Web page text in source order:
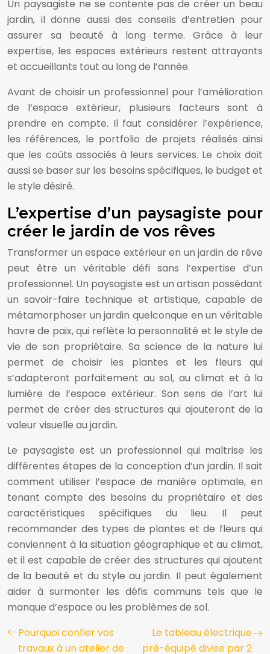
Un paysagiste ne se contente pas de créer un beau
jardin, il donne aussi des conseils d’entretien pour
assurer sa beauté à long terme. Grâce à leur
expertise, les espaces extérieurs restent attrayants
et accueillants tout au long de l’année.
Avant de choisir un professionnel pour l’amélioration
de l’espace extérieur, plusieurs facteurs sont à
prendre en compte. Il faut considérer l’expérience,
les références, le portfolio de projets réalisés ainsi
que les coûts associés à leurs services. Le choix doit
aussi se baser sur les besoins spécifiques, le budget et
le style désiré.
L’expertise d’un paysagiste pour
créer le jardin de vos rêves
Transformer un espace extérieur en un jardin de rêve
peut être un véritable défi sans l’expertise d’un
professionnel. Un paysagiste est un artisan possédant
un savoir-faire technique et artistique, capable de
métamorphoser un jardin quelconque en un véritable
havre de paix, qui reflète la personnalité et le style de
vie de son propriétaire. Sa science de la nature lui
permet de choisir les plantes et les fleurs qui
s’adapteront parfaitement au sol, au climat et à la
lumière de l’espace extérieur. Son sens de l’art lui
permet de créer des structures qui ajouteront de la
valeur visuelle au jardin.
Le paysagiste est un professionnel qui maîtrise les
différentes étapes de la conception d’un jardin. Il sait
comment utiliser l’espace de manière optimale, en
tenant compte des besoins du propriétaire et des
caractéristiques spécifiques du lieu. Il peut
recommander des types de plantes et de fleurs qui
conviennent à la situation géographique et au climat,
et il est capable de créer des structures qui ajoutent
de la beauté et du style au jardin. Il peut également
aider à surmonter les défis communs tels que le
manque d’espace ou les problèmes de sol.
Pourquoi confier vos
travaux à un atelier de
Le tableau électrique
pré-équipé divise par 2